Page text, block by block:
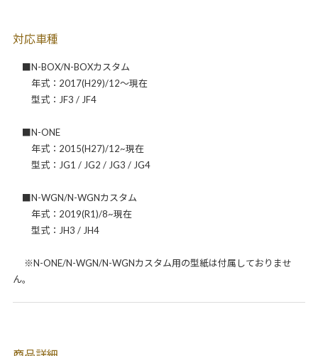
対応車種
■N-BOX/N-BOXカスタム
年式：2017(H29)/12～現在
型式：JF3 / JF4
■N-ONE
年式：2015(H27)/12~現在
型式：JG1 / JG2 / JG3 / JG4
■N-WGN/N-WGNカスタム
年式：2019(R1)/8~現在
型式：JH3 / JH4
※N-ONE/N-WGN/N-WGNカスタム用の型紙は付属しておりませ
ん。